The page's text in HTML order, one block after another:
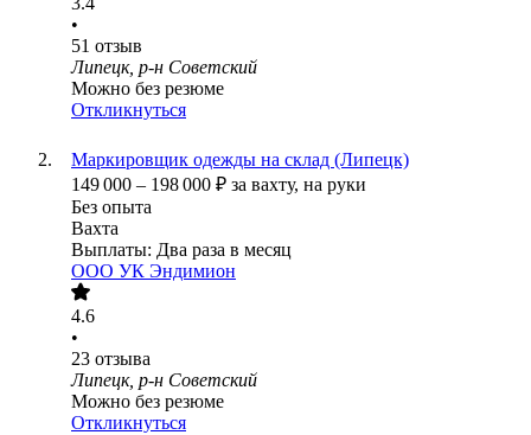
•
51 отзыв
Липецк, р-н Советский
Можно без резюме
Откликнуться
Маркировщик одежды на склад (Липецк)
149 000 – 198 000 ₽ за вахту, на руки
Без опыта
Вахта
Выплаты: Два раза в месяц
ООО УК Эндимион
4.6
•
23 отзыва
Липецк, р-н Советский
Можно без резюме
Откликнуться